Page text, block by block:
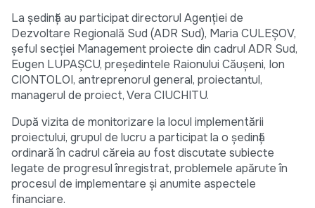
La ședință au participat directorul Agenției de
Dezvoltare Regională Sud (ADR Sud), Maria CULEȘOV,
șeful secției Management proiecte din cadrul ADR Sud,
Eugen LUPAȘCU, președintele Raionului Căușeni, Ion
CIONTOLOI, antreprenorul general, proiectantul,
managerul de proiect, Vera CIUCHITU.
După vizita de monitorizare la locul implementării
proiectului, grupul de lucru a participat la o ședință
ordinară în cadrul căreia au fost discutate subiecte
legate de progresul înregistrat, problemele apărute în
procesul de implementare și anumite aspectele
financiare.